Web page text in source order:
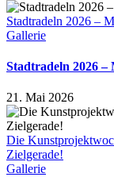
Stadtradeln 2026 –
Gallerie
Stadtradeln 2026 –
21. Mai 2026
Die
Zielgerade!
Gallerie